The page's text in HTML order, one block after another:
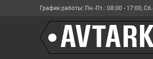
График работы: Пн.-Пт.: 08:00 - 17:00,